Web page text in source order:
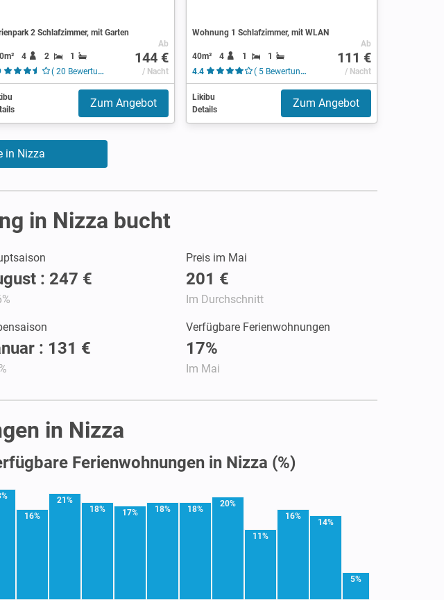
2 Schlafzimmer, mit Garten
4 2
1
( 20 Bewertungen )
Ab
144 €
/ Nacht
Zum Angebot
Wohnung 1 Schlafzimmer, mit WLAN
40m² 4 1
1
4.4
( 5 Bewertungen )
Ab
111 €
/ Nacht
Likibu
Details
Zum Angebot
in Nizza
in Nizza bucht
: 247 €
Preis im Mai
201 €
Im Durchschnitt
: 131 €
Verfügbare Ferienwohnungen
17%
Im Mai
in Nizza
Ferienwohnungen in Nizza (%)
16%
21%
18% 17% 18% 18%
20%
11%
16%
14%
5%